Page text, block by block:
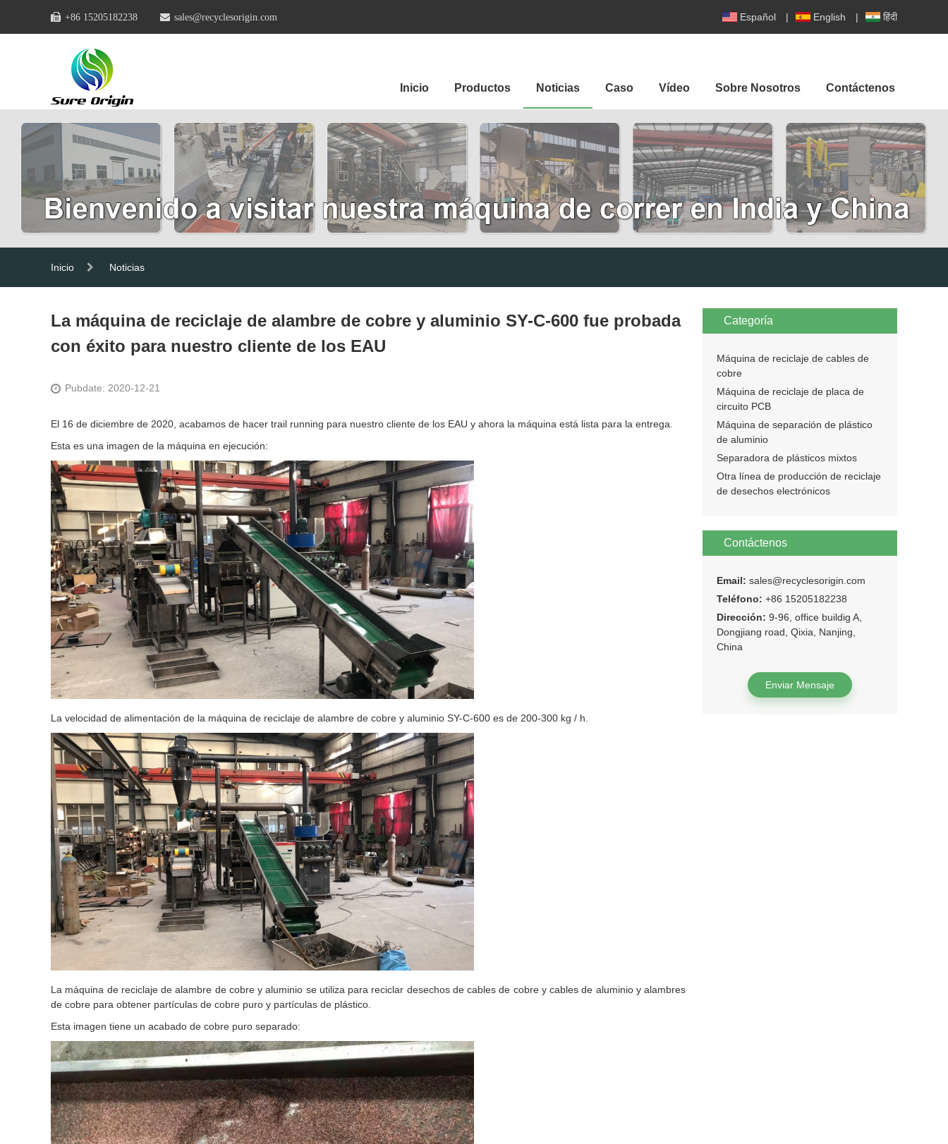
+86 15205182238 sales@recyclesorigin.com Español | English | हिंदी
Inicio Productos Noticias Caso Vídeo Sobre Nosotros Contáctenos
Inicio Noticias
La máquina de reciclaje de alambre de cobre y aluminio SY-C-600 fue probada
con éxito para nuestro cliente de los EAU
Pubdate: 2020-12-21
El 16 de diciembre de 2020, acabamos de hacer trail running para nuestro cliente de los EAU y ahora la máquina está lista para la entrega.
Esta es una imagen de la máquina en ejecución:
La velocidad de alimentación de la máquina de reciclaje de alambre de cobre y aluminio SY-C-600 es de 200-300 kg / h.
La máquina de reciclaje de alambre de cobre y aluminio se utiliza para reciclar desechos de cables de cobre y cables de aluminio y alambres
de cobre para obtener partículas de cobre puro y partículas de plástico.
Esta imagen tiene un acabado de cobre puro separado:
Categoría
Máquina de reciclaje de cables de
cobre
Máquina de reciclaje de placa de
circuito PCB
Máquina de separación de plástico
de aluminio
Separadora de plásticos mixtos
Otra línea de producción de reciclaje
de desechos electrónicos
Contáctenos
Email: sales@recyclesorigin.com
Teléfono: +86 15205182238
Dirección: 9-96, office buildig A,
Dongjiang road, Qixia, Nanjing,
China
Enviar Mensaje